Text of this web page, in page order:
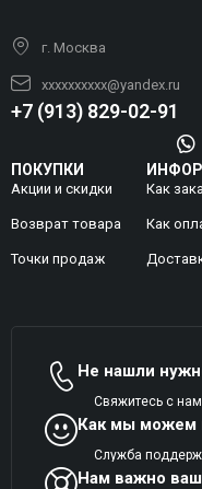
г. Москва
xxxxxxxxxx@yandex.ru
+7 (913) 829-02-91
ПОКУПКИ
Акции и скидки
Возврат товара
Точки продаж
Как
Как
Не нашли
Свяжитесь с
Как мы можем
Служба
Нам важно